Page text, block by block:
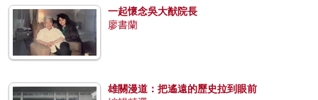
一起懷念吳大猷院長
廖書蘭
雄關漫道：把遙遠的歷史拉到眼前